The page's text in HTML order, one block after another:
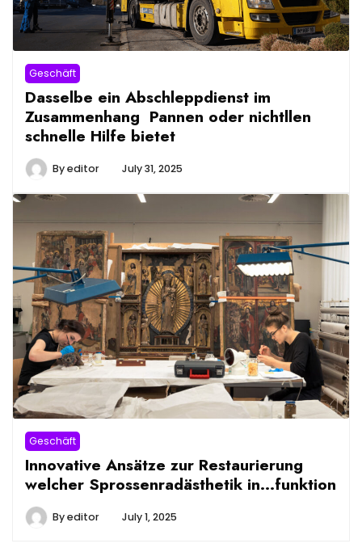
Geschäft
Dasselbe ein Abschleppdienst im
Zusammenhang Pannen oder nichtllen
schnelle Hilfe bietet
Byeditor July 31, 2025
Geschäft
Innovative Ansätze zur Restaurierung
welcher Sprossenradästhetik in…funktion
Byeditor July 1, 2025